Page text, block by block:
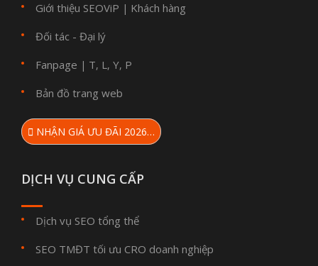
Giới thiệu SEOViP | Khách hàng
Đối tác - Đại lý
Fanpage | T, L, Y, P
Bản đồ trang web
NHẬN GIÁ ƯU ĐÃI 2026…
DỊCH VỤ CUNG CẤP
Dịch vụ SEO tổng thể
SEO TMĐT tối ưu CRO doanh nghiệp